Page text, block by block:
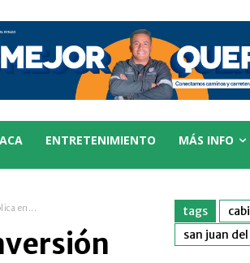
ENTRETENIMIENTO MÁS INFO
en... tags
san juan